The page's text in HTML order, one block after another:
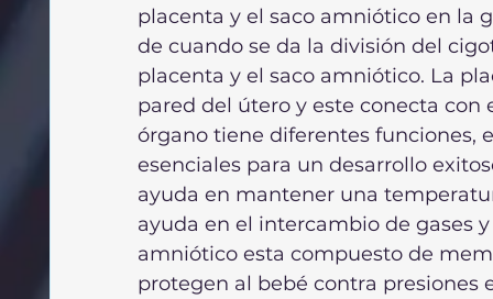
placenta y el saco amniótico en la
de cuando se da la división del
placenta y el saco amniótico. La
pared del útero y este conecta
órgano tiene diferentes funciones,
esenciales para un desarrollo
ayuda en mantener una
ayuda en el intercambio de gases
amniótico esta compuesto de
protegen al bebé contra presiones